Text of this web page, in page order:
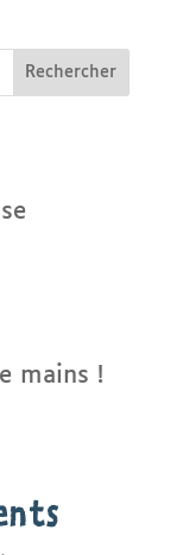
Rechercher
mains !